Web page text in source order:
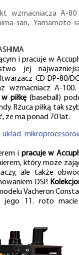
wzmacniacza A-
san, Yamamoto-
i pracuje w
jej
CD DP-80/
wzmacniacz A-100.
piłkę (baseball)
Rzuca piłką tak
że ma ponad 70 lat.
układ
i pracuje w
który może
ale także
DSP.
Vacheron
jego 11. roto